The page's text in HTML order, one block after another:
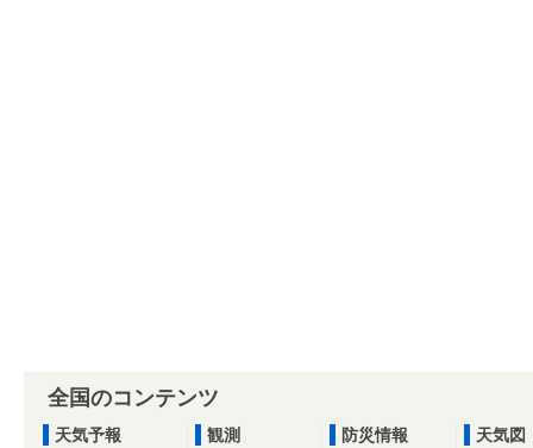
全国のコンテンツ
天気予報
観測
防災情報
天気図